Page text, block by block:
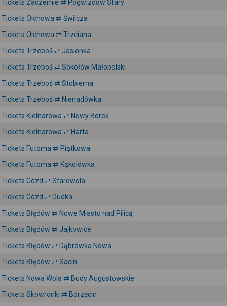
Tickets Zaczernie ⇄ Pogwizdów Stary
Tickets Olchowa ⇄ Świlcza
Tickets Olchowa ⇄ Trzciana
Tickets Trzeboś ⇄ Jasionka
Tickets Trzeboś ⇄ Sokołów Małopolski
Tickets Trzeboś ⇄ Stobierna
Tickets Trzeboś ⇄ Nienadówka
Tickets Kielnarowa ⇄ Nowy Borek
Tickets Kielnarowa ⇄ Harta
Tickets Futoma ⇄ Piątkowa
Tickets Futoma ⇄ Kąkolówka
Tickets Gózd ⇄ Starowola
Tickets Gózd ⇄ Dudka
Tickets Błędów ⇄ Nowe Miasto nad Pilicą
Tickets Błędów ⇄ Jajkowice
Tickets Błędów ⇄ Dąbrówka Nowa
Tickets Błędów ⇄ Sacin
Tickets Nowa Wola ⇄ Budy Augustowskie
Tickets Skowronki ⇄ Borzęcin